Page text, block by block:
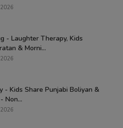
- Laughter Therapy, Kids
& Morni...
- Kids Share Punjabi Boliyan &
Non...